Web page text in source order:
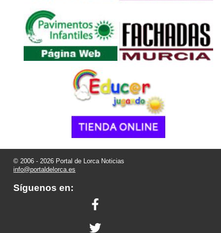
© 2006 - 2026 Portal de Lorca Noticias
info@portaldelorca.es
Síguenos en: